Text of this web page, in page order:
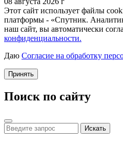
Этот сайт использует файлы
платформы - «Спутник.
наш сайт, вы автоматически
конфиденциальности.
Даю Согласие на обработку
Принять
Поиск по сайту